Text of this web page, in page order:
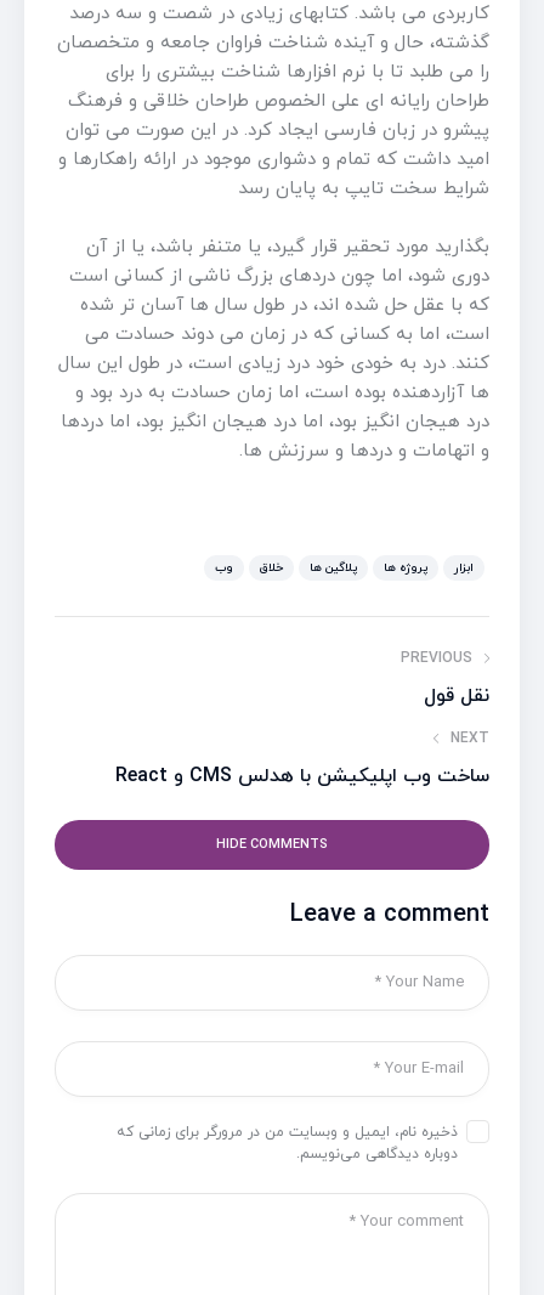
کاربردی می باشد. کتابهای زیادی در شصت و سه درصد
گذشته، حال و آینده شناخت فراوان جامعه و متخصصان
را می طلبد تا با نرم افزارها شناخت بیشتری را برای
طراحان رایانه ای علی الخصوص طراحان خلاقی و فرهنگ
پیشرو در زبان فارسی ایجاد کرد. در این صورت می توان
امید داشت که تمام و دشواری موجود در ارائه راهکارها و
شرایط سخت تایپ به پایان رسد
بگذارید مورد تحقیر قرار گیرد، یا متنفر باشد، یا از آن
دوری شود، اما چون دردهای بزرگ ناشی از کسانی است
که با عقل حل شده اند، در طول سال ها آسان تر شده
است، اما به کسانی که در زمان می دوند حسادت می
کنند. درد به خودی خود درد زیادی است، در طول این سال
ها آزاردهنده بوده است، اما زمان حسادت به درد بود و
درد هیجان انگیز بود، اما درد هیجان انگیز بود، اما دردها
و اتهامات و دردها و سرزنش ها.
ابزار پروژه ها پلاگین ها خلاق وب
PREVIOUS
نقل قول
NEXT
ساخت وب اپلیکیشن با هدلس CMS و React
HIDE COMMENTS
Leave a comment
ذخیره نام، ایمیل و وبسایت من در مرورگر برای زمانی که
دوباره دیدگاهی می‌نویسم.